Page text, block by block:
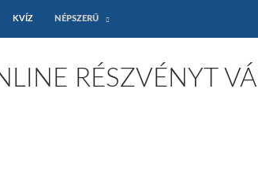
KVÍZ NÉPSZERŰ
RÉSZVÉNYT